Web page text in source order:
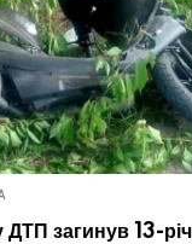
ДТП загинув 13-